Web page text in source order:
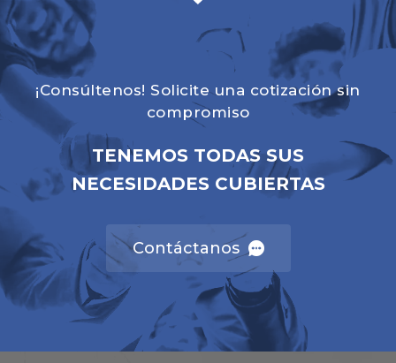
¡Consúltenos! Solicite una cotización sin
compromiso
TENEMOS TODAS SUS
NECESIDADES CUBIERTAS
Contáctanos